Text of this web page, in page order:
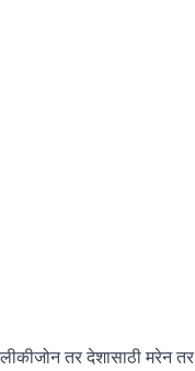
तर देशासाठी मरेन तर